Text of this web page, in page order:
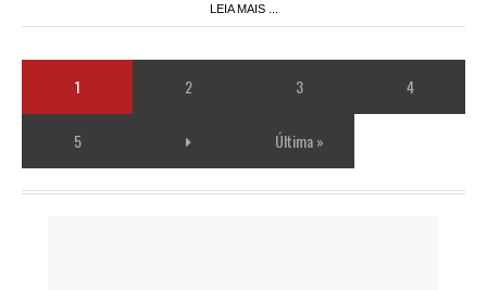
LEIA MAIS ...
1 2 3 4
5 Última »